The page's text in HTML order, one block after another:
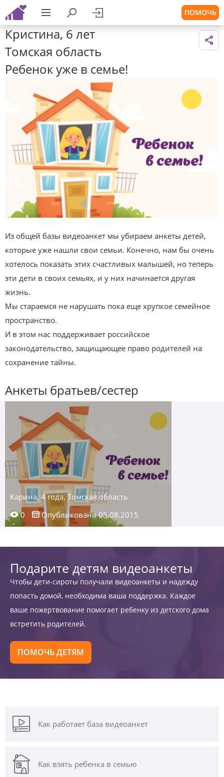
ПОМОЧЬ
Кристина, 6 лет
Томская область
Ребенок уже в семье!
Из общей базы видеоанкет мы убираем анкеты детей,
которые уже нашли свои семьи. Конечно, нам бы очень
хотелось показать этих счастливых малышей, но теперь
эти дети в своих семьях, и у них начинается другая
жизнь.
Мы стараемся не нарушать пока еще хрупкое семейное
пространство.
И в этом нас поддерживает российское
законодательство, защищающее право родителей на
сохранение тайны.
Анкеты братьев/сестер
Карина, 4 года, Томская область
0
Опубликовано 05.08.2015
Подарите детям видеоанкеты
Чтобы дети-сироты получали видеоанкеты и надежду
попасть домой, необходима ваша поддержка. Каждое
ваше пожертвование помогает ребенку из детского дома
встретить родителей.
ПОМОЧЬ ДЕТЯМ
Как работает база видеоанкет
Как взять ребенка в семью